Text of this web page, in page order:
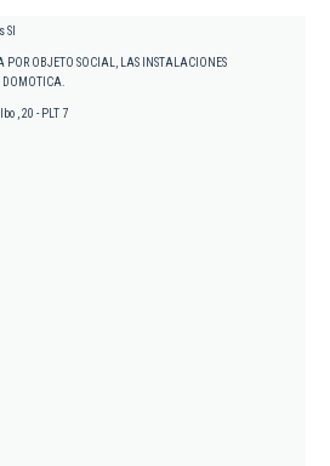
Sl
POR OBJETO SOCIAL, LAS INSTALACIONES
DOMOTICA.
, 20 - PLT 7